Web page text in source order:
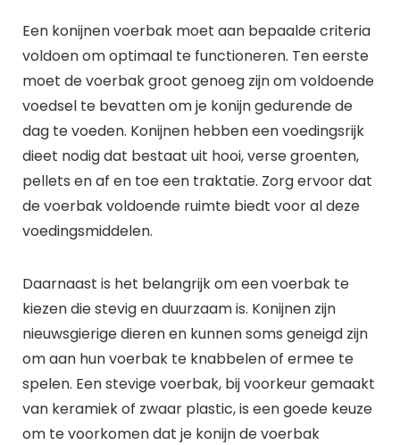
Een konijnen voerbak moet aan bepaalde criteria
voldoen om optimaal te functioneren. Ten eerste
moet de voerbak groot genoeg zijn om voldoende
voedsel te bevatten om je konijn gedurende de
dag te voeden. Konijnen hebben een voedingsrijk
dieet nodig dat bestaat uit hooi, verse groenten,
pellets en af en toe een traktatie. Zorg ervoor dat
de voerbak voldoende ruimte biedt voor al deze
voedingsmiddelen.
Daarnaast is het belangrijk om een voerbak te
kiezen die stevig en duurzaam is. Konijnen zijn
nieuwsgierige dieren en kunnen soms geneigd zijn
om aan hun voerbak te knabbelen of ermee te
spelen. Een stevige voerbak, bij voorkeur gemaakt
van keramiek of zwaar plastic, is een goede keuze
om te voorkomen dat je konijn de voerbak